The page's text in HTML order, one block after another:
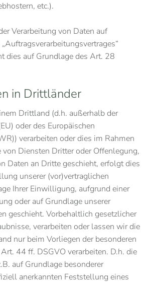
etc.).
Verarbeitung von Daten auf
dies auf Grundlage des Art. 28
in Drittländer
Drittland (d.h. außerhalb der
oder des Europäischen
verarbeiten oder dies im Rahmen
von Diensten Dritter oder Offenlegung,
Daten an Dritte geschieht, erfolgt dies
unserer (vor)vertraglichen
Ihrer Einwilligung, aufgrund einer
oder auf Grundlage unserer
geschieht. Vorbehaltlich gesetzlicher
verarbeiten oder lassen wir die
nur beim Vorliegen der besonderen
44 ff. DSGVO verarbeiten. D.h. die
auf Grundlage besonderer
anerkannten Feststellung eines